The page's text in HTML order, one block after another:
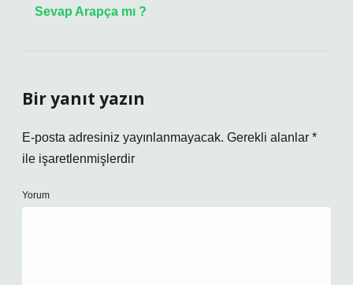
Sevap Arapça mı ?
Bir yanıt yazın
E-posta adresiniz yayınlanmayacak. Gerekli alanlar *
ile işaretlenmişlerdir
Yorum